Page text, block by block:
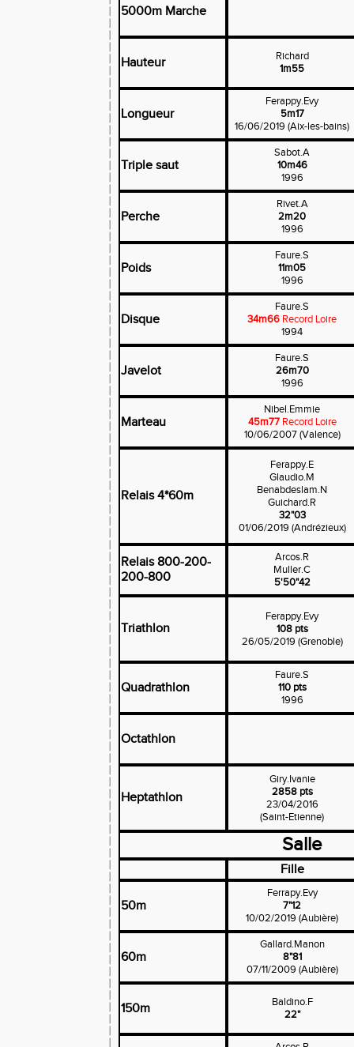
5000m Marche
Hauteur
Richard
1m55
Longueur
Ferappy.Evy
5m17
16/06/2019 (Aix-les-bains)
Triple saut
Sabot.A
10m46
1996
Perche
Rivet.A
2m20
1996
Poids
Faure.S
11m05
1996
Disque
Faure.S
34m66 Record Loire
1994
Javelot
Faure.S
26m70
1996
Marteau
Nibel.Emmie
45m77 Record Loire
10/06/2007 (Valence)
Relais 4*60m
Ferappy.E
Glaudio.M
Benabdeslam.N
Guichard.R
32"03
01/06/2019 (Andrézieux)
Relais 800-200-
200-800
Arcos.R
Muller.C
5'50"42
Triathlon
Ferappy.Evy
108 pts
26/05/2019 (Grenoble)
Quadrathlon
Faure.S
110 pts
1996
Octathlon
Heptathlon
Giry.Ivanie
2858 pts
23/04/2016
(Saint-Etienne)
Salle
Fille
50m
Ferrapy.Evy
7"12
10/02/2019 (Aubière)
60m
Gallard.Manon
8"81
07/11/2009 (Aubière)
150m
Baldino.F
22"